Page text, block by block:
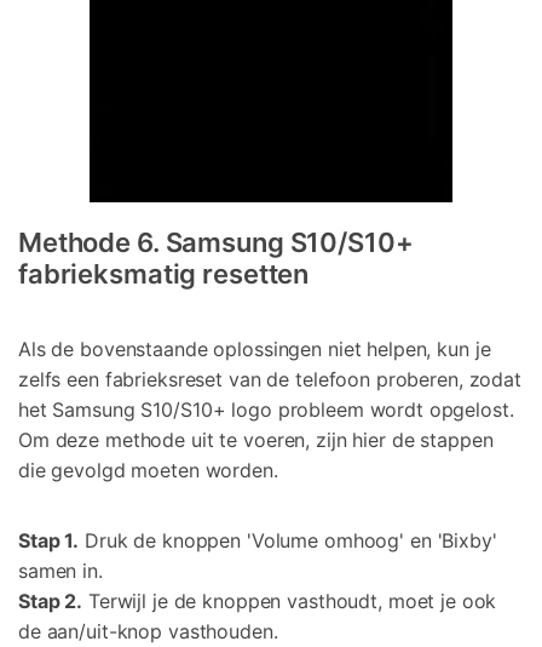
Methode 6. Samsung S10/S10+
fabrieksmatig resetten
Als de bovenstaande oplossingen niet helpen, kun je
zelfs een fabrieksreset van de telefoon proberen, zodat
het Samsung S10/S10+ logo probleem wordt opgelost.
Om deze methode uit te voeren, zijn hier de stappen
die gevolgd moeten worden.
Stap 1. Druk de knoppen 'Volume omhoog' en 'Bixby'
samen in.
Stap 2. Terwijl je de knoppen vasthoudt, moet je ook
de aan/uit-knop vasthouden.